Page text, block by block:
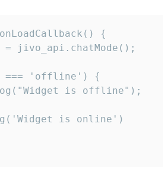
{
= jivo_api.chatMode();
=== 'offline') {
is offline");
is online')